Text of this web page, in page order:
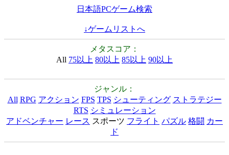
日本語PCゲーム検索
↓ゲームリストへ
メタスコア：
All 75以上 80以上 85以上 90以上
ジャンル：
All RPG アクション FPS TPS シューティング ストラテジー
RTS シミュレーション
アドベンチャー レース スポーツ フライト パズル 格闘 カー
ド